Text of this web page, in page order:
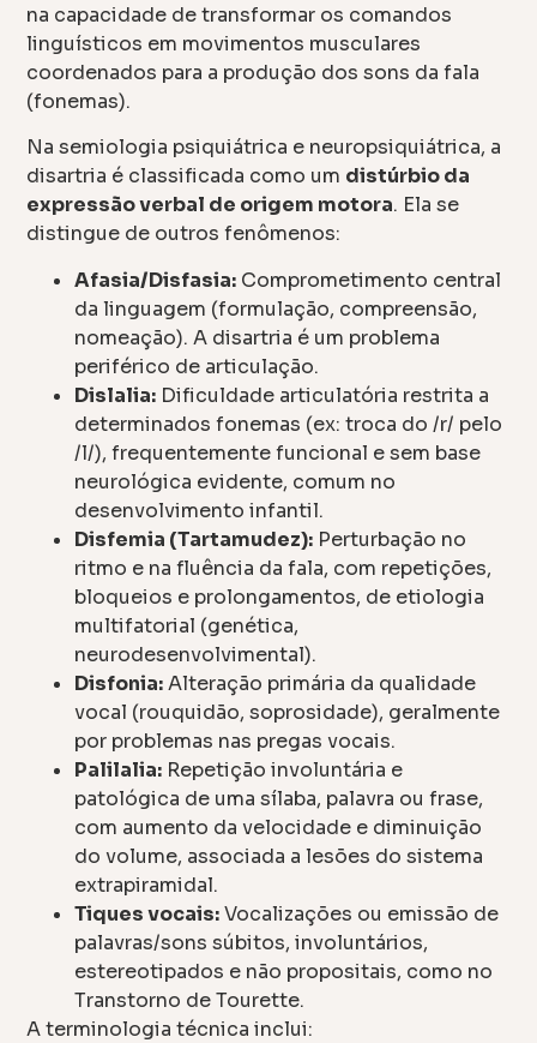
na capacidade de transformar os comandos
linguísticos em movimentos musculares
coordenados para a produção dos sons da fala
(fonemas).
Na semiologia psiquiátrica e neuropsiquiátrica, a
disartria é classificada como um distúrbio da
expressão verbal de origem motora. Ela se
distingue de outros fenômenos:
Afasia/Disfasia: Comprometimento central
da linguagem (formulação, compreensão,
nomeação). A disartria é um problema
periférico de articulação.
Dislalia: Dificuldade articulatória restrita a
determinados fonemas (ex: troca do /r/ pelo
/l/), frequentemente funcional e sem base
neurológica evidente, comum no
desenvolvimento infantil.
Disfemia (Tartamudez): Perturbação no
ritmo e na fluência da fala, com repetições,
bloqueios e prolongamentos, de etiologia
multifatorial (genética,
neurodesenvolvimental).
Disfonia:Alteração primária da qualidade
vocal (rouquidão, soprosidade), geralmente
por problemas nas pregas vocais.
Palilalia: Repetição involuntária e
patológica de uma sílaba, palavra ou frase,
com aumento da velocidade e diminuição
do volume, associada a lesões do sistema
extrapiramidal.
Tiques vocais:Vocalizações ou emissão de
palavras/sons súbitos, involuntários,
estereotipados e não propositais, como no
Transtorno de Tourette.
A terminologia técnica inclui: